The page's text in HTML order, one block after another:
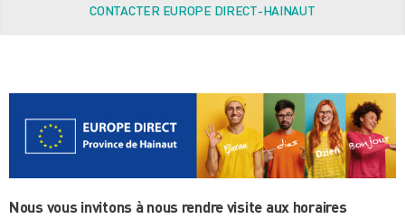
CONTACTER EUROPE DIRECT-HAINAUT
Nous vous invitons à nous rendre visite aux horaires